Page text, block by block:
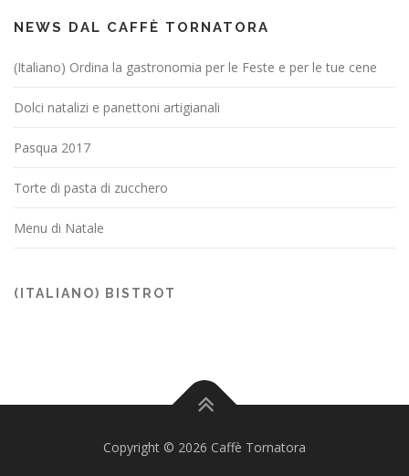
NEWS DAL CAFFÈ TORNATORA
(Italiano) Ordina la gastronomia per le Feste e per le tue cene
Dolci natalizi e panettoni artigianali
Pasqua 2017
Torte di pasta di zucchero
Menu di Natale
(ITALIANO) BISTROT
Copyright © 2026 Caffè Tornatora